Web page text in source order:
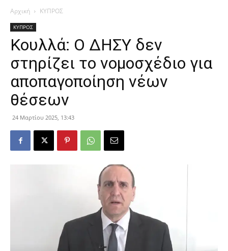
Αρχική ΚΥΠΡΟΣ
ΚΥΠΡΟΣ
Κουλλά: Ο ΔΗΣΥ δεν
στηρίζει το νομοσχέδιο για
αποπαγοποίηση νέων
θέσεων
24 Μαρτίου 2025, 13:43